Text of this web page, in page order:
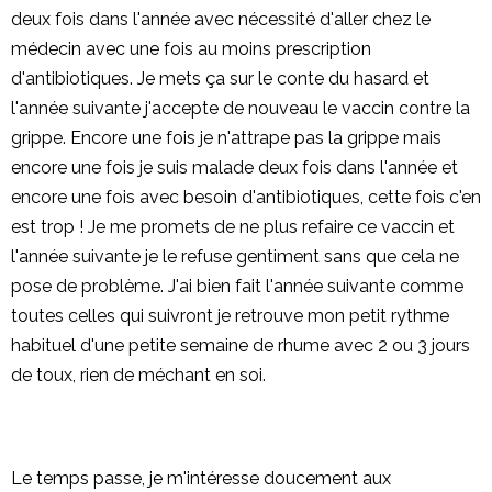
deux fois dans l'année avec nécessité d'aller chez le
médecin avec une fois au moins prescription
d'antibiotiques. Je mets ça sur le conte du hasard et
l'année suivante j'accepte de nouveau le vaccin contre la
grippe. Encore une fois je n'attrape pas la grippe mais
encore une fois je suis malade deux fois dans l'année et
encore une fois avec besoin d'antibiotiques, cette fois c'en
est trop ! Je me promets de ne plus refaire ce vaccin et
l'année suivante je le refuse gentiment sans que cela ne
pose de problème. J'ai bien fait l'année suivante comme
toutes celles qui suivront je retrouve mon petit rythme
habituel d'une petite semaine de rhume avec 2 ou 3 jours
de toux, rien de méchant en soi.
Le temps passe, je m'intéresse doucement aux